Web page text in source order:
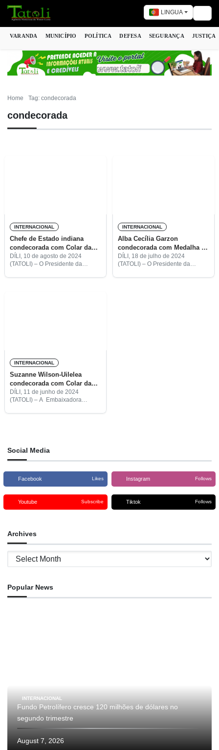
LINGUA
VARANDA MUNICÍPIO POLÍTICA DEFESA SEGURANÇA JUSTIÇA
Home Tag: condecorada
condecorada
INTERNACIONAL
Chefe de Estado indiana
condecorada com Colar da
Ordem de Timor-Leste
DÍLI, 10 de agosto de 2024
(TATOLI) – O Presidente da
INTERNACIONAL
Alba Cecília Garzon
condecorada com Medalha de
Mérito
DÍLI, 18 de julho de 2024
(TATOLI) – O Presidente da
INTERNACIONAL
Suzanne Wilson-Uilelea
condecorada com Colar da
Ordem de Timor-Leste
DÍLI, 11 de junho de 2024
(TATOLI) – A Embaixadora
Leste, grau Medalha de
Social Media
Facebook Likes Instagram Follows
Youtube Subscribe Tiktok Follows
Archives
Archives
Popular News
INTERNACIONAL
Fundo Petrolífero cresce 120 milhões de dólares no
segundo trimestre
August 7, 2026